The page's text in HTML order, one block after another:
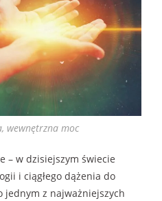
wewnętrzna moc
– w dzisiejszym świecie
i ciągłego dążenia do
jednym z najważniejszych